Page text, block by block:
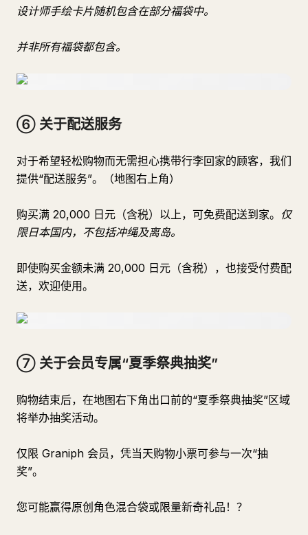
设计师手绘卡片随机包含在部分福袋中。
并非所有福袋都包含。
⑥ 关于配送服务
对于希望轻松购物而无需担心携带行李回家的顾客，我们
提供“配送服务”。（地图右上角）
购买满 20,000 日元（含税）以上，可免费配送到家。 仅
限日本国内，不包括冲绳及离岛。
即使购买金额未满 20,000 日元（含税），也接受付费配
送，欢迎使用。
⑦ 关于会员专属“夏季祭典抽奖”
购物结束后，在地图右下角出口前的“夏季祭典抽奖”区域
将举办抽奖活动。
仅限 Graniph 会员，凭当天购物小票可参与一次“抽
奖”。
您可能赢得原创角色混合袋或限量新奇礼品！？